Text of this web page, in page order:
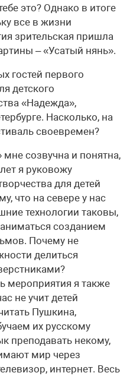
это? Однако в итоге
все в жизни
зрительская пришла
– «Усатый нянь».
гостей первого
детского
«Надежда»,
Насколько, на
своевремен?
созвучна и понятна,
я руковожу
для детей
что на севере у нас
технологии таковы,
созданием
Почему не
делиться
мероприятия я также
не учит детей
Пушкина,
их русскому
преподавать некому,
мир через
интернет. Весь